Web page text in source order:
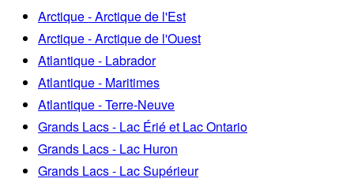
Arctique - Arctique de l'Est
Arctique - Arctique de l'Ouest
Atlantique - Labrador
Atlantique - Maritimes
Atlantique - Terre-Neuve
Grands Lacs - Lac Érié et Lac Ontario
Grands Lacs - Lac Huron
Grands Lacs - Lac Supérieur